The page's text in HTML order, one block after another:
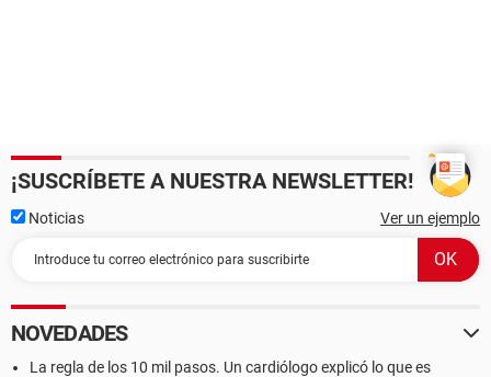
¡SUSCRÍBETE A NUESTRA NEWSLETTER!
Noticias Ver un ejemplo
NOVEDADES
La regla de los 10 mil pasos. Un cardiólogo explicó lo que es